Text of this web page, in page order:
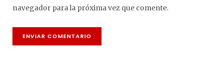
navegador para la próxima vez que comente.